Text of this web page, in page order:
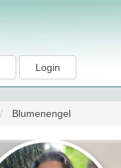
Login
Blumenengel